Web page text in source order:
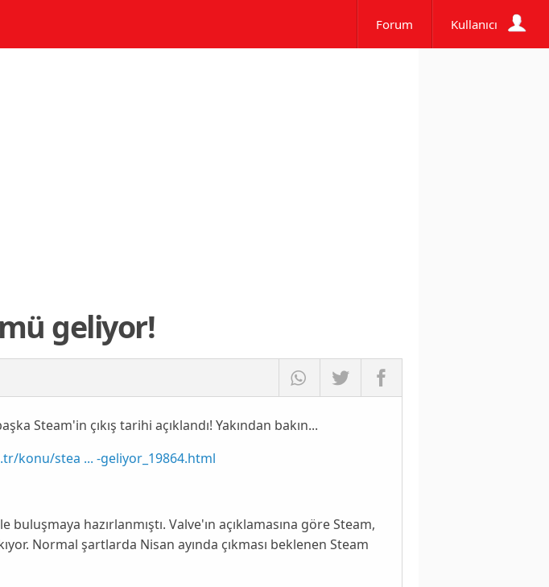
Forum Kullanıcı
geliyor!
Steam'in çıkış tarihi açıklandı! Yakından bakın...
konu/stea ... -geliyor_19864.html
hazırlanmıştı. Valve'ın açıklamasına göre Steam,
Normal şartlarda Nisan ayında çıkması beklenen Steam